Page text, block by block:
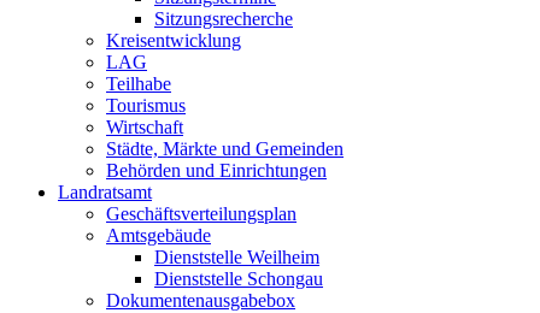
Sitzungsrecherche
Kreisentwicklung
LAG
Teilhabe
Tourismus
Wirtschaft
Städte, Märkte und Gemeinden
Behörden und Einrichtungen
Landratsamt
Geschäftsverteilungsplan
Amtsgebäude
Dienststelle Weilheim
Dienststelle Schongau
Dokumentenausgabebox